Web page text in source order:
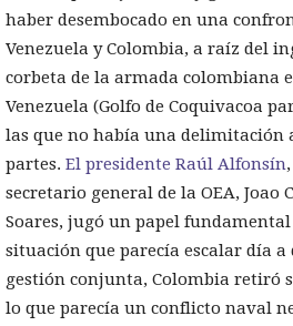
haber desembocado en una
Venezuela y Colombia, a raíz del
corbeta de la armada colombiana
Venezuela (Golfo de Coquivacoa
las que no había una delimitación
partes. El presidente Raúl Alfonsín
secretario general de la OEA, Joao
Soares, jugó un papel
situación que parecía escalar día a
gestión conjunta, Colombia retiró
lo que parecía un conflicto naval